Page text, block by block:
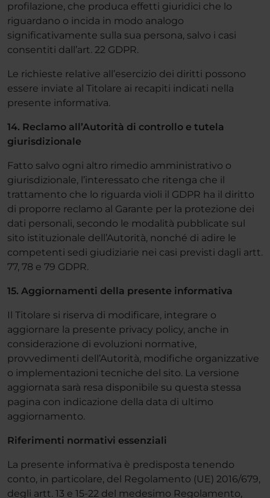
profilazione, che produca effetti giuridici che lo
riguardano o incida in modo analogo
significativamente sulla sua persona, salvo i casi
consentiti dall’art. 22 GDPR.
Le richieste relative all’esercizio dei diritti possono
essere inviate al Titolare ai recapiti indicati nella
presente informativa.
14. Reclamo all’Autorità di controllo e tutela
giurisdizionale
Fatto salvo ogni altro rimedio amministrativo o
giurisdizionale, l’interessato che ritenga che il
trattamento che lo riguarda violi il GDPR ha il diritto
di proporre reclamo al Garante per la protezione dei
dati personali, secondo le modalità pubblicate sul
sito istituzionale dell’Autorità, nonché di adire le
competenti sedi giudiziarie nei casi previsti dagli artt.
77, 78 e 79 GDPR.
15. Aggiornamenti della presente informativa
Il Titolare si riserva di modificare, integrare o
aggiornare la presente privacy policy, anche in
considerazione di evoluzioni normative,
provvedimenti dell’Autorità, modifiche organizzative
o implementazioni tecniche del sito. La versione
aggiornata sarà resa disponibile su questa stessa
pagina con indicazione della data di ultimo
aggiornamento.
Riferimenti normativi essenziali
La presente informativa è predisposta tenendo
conto, in particolare, del Regolamento (UE) 2016/679,
degli artt. 13 e 15-22 del medesimo Regolamento,